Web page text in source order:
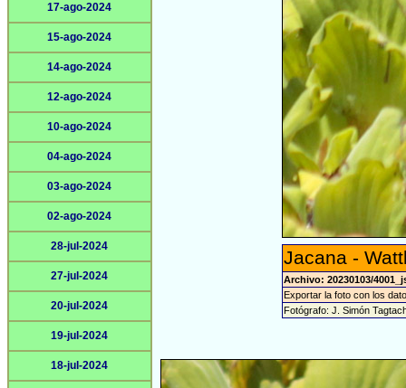
17-ago-2024
15-ago-2024
14-ago-2024
12-ago-2024
10-ago-2024
04-ago-2024
03-ago-2024
02-ago-2024
28-jul-2024
27-jul-2024
20-jul-2024
19-jul-2024
18-jul-2024
Jacana -
Archivo: 20230103/
Exportar la foto con los
Fotógrafo: J. Simón